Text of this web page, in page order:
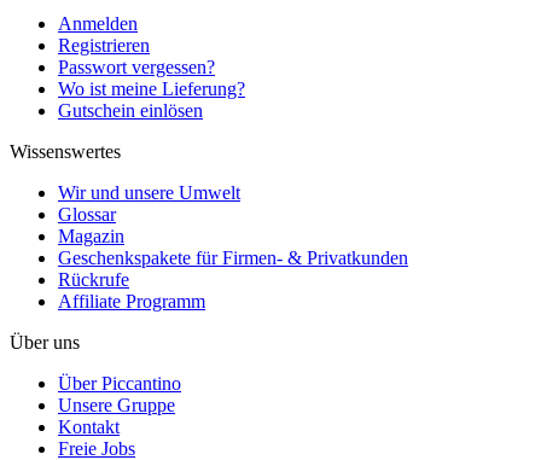
Anmelden
Registrieren
Passwort vergessen?
Wo ist meine Lieferung?
Gutschein einlösen
Wissenswertes
Wir und unsere Umwelt
Glossar
Magazin
Geschenkspakete für Firmen- & Privatkunden
Rückrufe
Affiliate Programm
Über uns
Über Piccantino
Unsere Gruppe
Kontakt
Freie Jobs